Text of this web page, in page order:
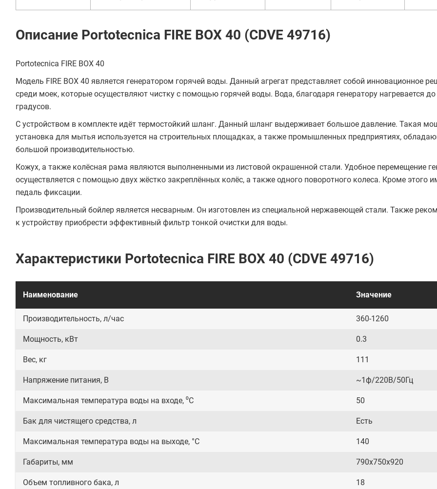
Описание Portotecnica FIRE BOX 40 (CDVE 49716)
Portotecnica FIRE BOX 40
Модель FIRE BOX 40 является генератором горячей воды. Данный агрегат представляет собой инновационное
среди моек, которые осуществляют чистку с помощью горячей воды. Вода, благодаря генератору нагревается до
градусов.
С устройством в комплекте идёт термостойкий шланг. Данный шланг выдерживает большое давление. Такая
установка для мытья используется на строительных площадках, а также промышленных предприятиях,
большой производительностью.
Кожух, а также колёсная рама являются выполненными из листовой окрашенной стали. Удобное перемещение
осуществляется с помощью двух жёстко закреплённых колёс, а также одного поворотного колеса. Кроме этого
педаль фиксации.
Производительный бойлер является несварным. Он изготовлен из специальной нержавеющей стали. Также
к устройству приобрести эффективный фильтр тонкой очистки для воды.
Характеристики Portotecnica FIRE BOX 40 (CDVE 49716)
Наименование Значение
Производительность, л/час 360-1260
Мощность, кВт 0.3
Вес, кг 111
Напряжение питания, В ~1ф/220В/50Гц
Максимальная температура воды на входе, ⁰С 50
Бак для чистящего средства, л Есть
Максимальная температура воды на выходе, °C 140
Габариты, мм 790х750х920
Объем топливного бака, л 18